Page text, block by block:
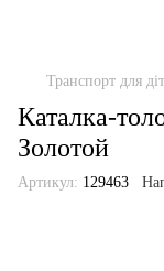
Транспорт для
Каталка-
Золотой
Артикул: 129463